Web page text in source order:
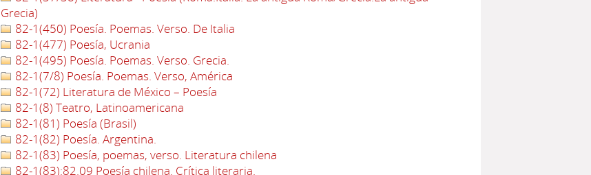
Grecia)
82-1(450) Poesía. Poemas. Verso. De Italia
82-1(477) Poesía, Ucrania
82-1(495) Poesía. Poemas. Verso. Grecia.
82-1(7/8) Poesía. Poemas. Verso, América
82-1(72) Literatura de México – Poesía
82-1(8) Teatro, Latinoamericana
82-1(81) Poesía (Brasil)
82-1(82) Poesía. Argentina.
82-1(83) Poesía, poemas, verso. Literatura chilena
82-1(83):82.09 Poesía chilena. Crítica literaria.